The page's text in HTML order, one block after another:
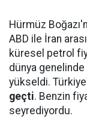
Hürmüz
ABD ile İran
küresel petrol
dünya
yükseldi.
geçti. Benzin
seyrediyordu.